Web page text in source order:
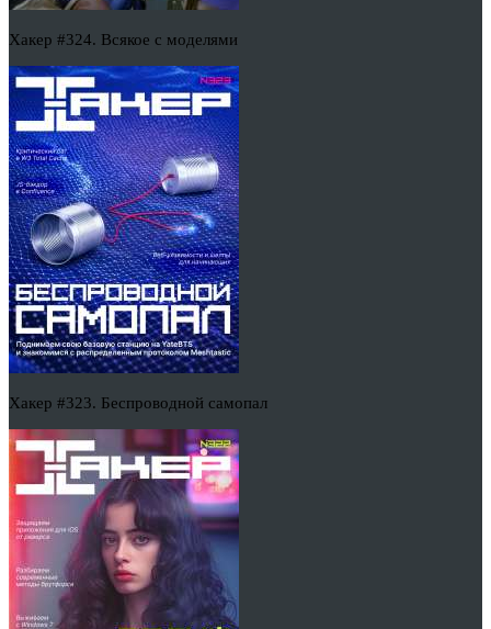
Хакер #324. Всякое с моделями
Хакер #323. Беспроводной самопал